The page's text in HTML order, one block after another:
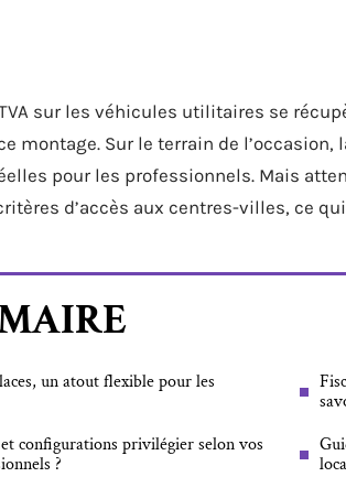
sur les véhicules utilitaires se
montage. Sur le terrain de
pour les professionnels. Mais
d’accès aux centres-villes, ce
un atout flexible pour les
configurations privilégier selon vos
?